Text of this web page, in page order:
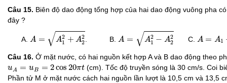
Câu 15. Biên độ dao động tổng hợp của hai dao động vuông pha
đây ?
A. A = √A2
1 + A2
2
2+A22
. B. A = √A2
1 − A2
2
2−A22
C. A = A1
A 1+
Câu 16. Ở mặt nước, có hai nguồn kết hợp A và B dao động theo
uA = uB = 2cos 20πt
u B= cos 20πt
(cm). Tốc độ truyền sóng là 30 cm/s. Coi
Phần tử M ở mặt nước cách hai nguồn lần lượt là 10,5 cm và 13,5